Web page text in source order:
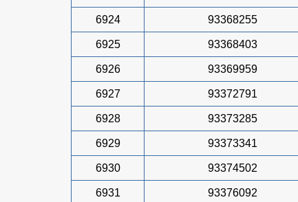
6924 93368255
6925 93368403
6926 93369959
6927 93372791
6928 93373285
6929 93373341
6930 93374502
6931 93376092